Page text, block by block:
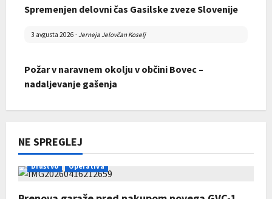
Zaključek tečaja za operativnega gasilca
Spremenjen delovni čas Gasilske zveze Slovenije
3 avgusta 2026 -Jerneja Jelovčan Koselj
Požar v naravnem okolju v občini Bovec –
nadaljevanje gašenja
31 julija 2026-Jerneja Jelovčan Koselj
Končno poročilo Razpisa za sofinanciranje GZRO
za leto 2026
NE SPREGLEJ
Društvo Operativa